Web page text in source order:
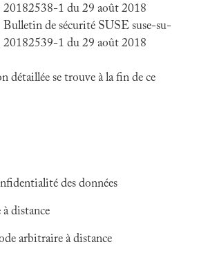
20182538-1 du 29 août 2018
Bulletin de sécurité SUSE suse-su-
20182539-1 du 29 août 2018
détaillée se trouve à la fin de ce
des données
distance
arbitraire à distance